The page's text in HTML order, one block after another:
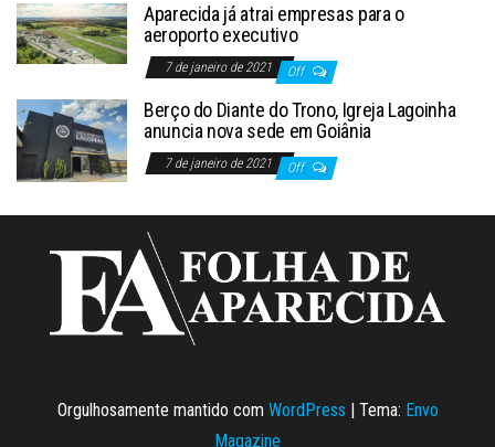
Aparecida já atrai empresas para o
aeroporto executivo
7 de janeiro de 2021 Off
Berço do Diante do Trono, Igreja Lagoinha
anuncia nova sede em Goiânia
7 de janeiro de 2021 Off
Orgulhosamente mantido com WordPress | Tema: Envo
Magazine